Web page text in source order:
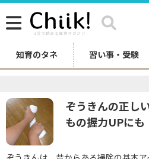
知育のタネ 習い事・受験
ぞうきんの正し
もの握力UPにも